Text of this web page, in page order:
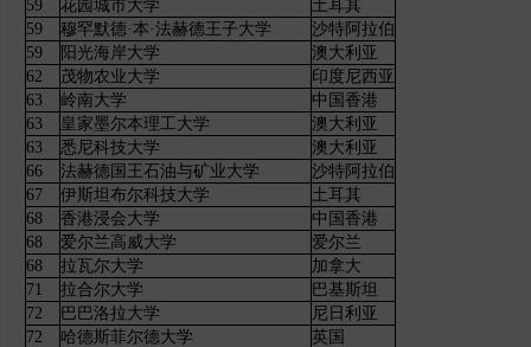
59
花园城市大学
土耳其
59
穆罕默德·本·法赫德王子大学
沙特阿拉伯
59
阳光海岸大学
澳大利亚
62
茂物农业大学
印度尼西亚
63
岭南大学
中国香港
63
皇家墨尔本理工大学
澳大利亚
63
悉尼科技大学
澳大利亚
66
法赫德国王石油与矿业大学
沙特阿拉伯
67
伊斯坦布尔科技大学
土耳其
68
香港浸会大学
中国香港
68
爱尔兰高威大学
爱尔兰
68
拉瓦尔大学
加拿大
71
拉合尔大学
巴基斯坦
72
巴巴洛拉大学
尼日利亚
72
哈德斯菲尔德大学
英国